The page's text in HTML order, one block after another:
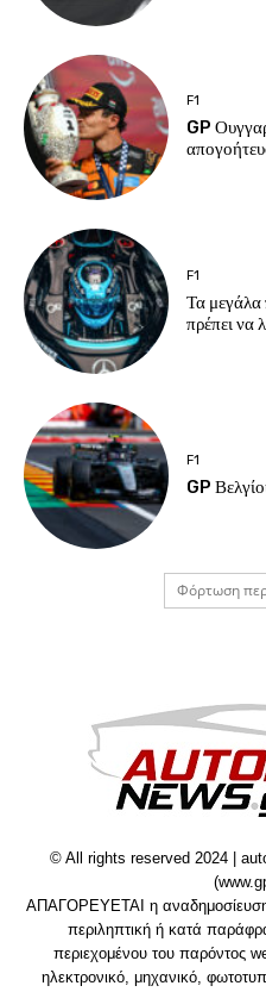
F1
GP
F1
Τα
πρέπει
F1
GP
Φόρτωση
© All rights reserved 2024 |
ΑΠΑΓΟΡΕΥΕΤΑΙ η
περιληπτική ή κατά
περιεχομένου του παρόντος
ηλεκτρονικό, μηχανικό,